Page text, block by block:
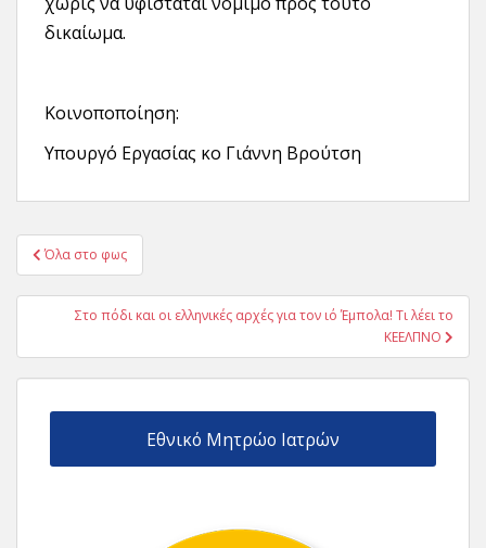
δικαίωμα.
Κοινοποποίηση:
Υπουργό Εργασίας κο Γιάννη Βρούτση
Πλοήγηση
άρθρων
Όλα στο φως
Στο πόδι και οι ελληνικές αρχές για τον ιό Έμπολα! Τι λέει το
ΚΕΕΛΠΝΟ
Εθνικό Μητρώο Ιατρών